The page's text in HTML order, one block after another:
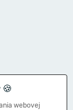
🍪
webovej